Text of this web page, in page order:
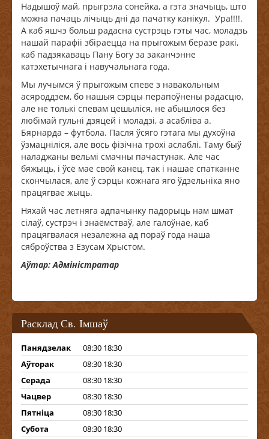
Надышоў май, прыгрэла сонейка, а гэта значыць, што
можна пачаць лічыць дні да пачатку канікул. Ура!!!!.
А каб яшчэ больш радасна сустрэць гэты час, моладзь
нашай парафіі збіраецца на прыгожым беразе ракі,
каб падзякаваць Пану Богу за заканчэнне
катэхетычнага і навучальнага года.
Мы лучымся ў прыгожым спеве з навакольным
асяроддзем, бо нашыя сэрцы перапоўнены радасцю,
але не толькі спевам цешыліся, не абышлося без
любімай гульні дзяцей і моладзі, а асабліва а.
Бярнарда – футбола. Пасля ўсяго гэтага мы духоўна
ўзмацніліся, але вось фізічна трохі аслаблі. Таму быў
наладжаны вельмі смачны пачастунак. Але час
бяжыць, і ўсё мае свой канец, так і нашае спатканне
скончылася, але ў сэрцы кожнага яго ўдзельніка яно
працягвае жыць.
Няхай час летняга адпачынку падорыць нам шмат
сілаў, сустрэч і знаёмстваў, але галоўнае, каб
працягвалася незалежна ад пораў года наша
сяброўства з Езусам Хрыстом.
Аўтар: Адміністратар
Расклад Св. Імшаў
Панядзелак
08:30 18:30
Аўторак
08:30 18:30
Серада
08:30 18:30
Чацвер
08:30 18:30
Пятніца
08:30 18:30
Субота
08:30 18:30